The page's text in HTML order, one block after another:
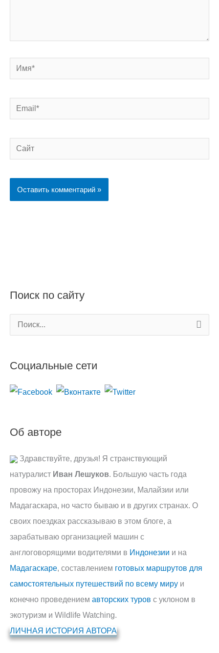
Имя*
Email*
Сайт
Поиск по сайту
о
с
к
Социальные сети
Об авторе
Здравствуйте, друзья! Я странствующий
натуралист Иван Лешуков. Большую часть года
провожу на просторах Индонезии, Малайзии или
Мадагаскара, но часто бываю и в других странах. О
своих поездках рассказываю в этом блоге, а
зарабатываю организацией машин с
англоговорящими водителями в Индонезии и на
Мадагаскаре, составлением готовых маршрутов для
самостоятельных путешествий по всему миру и
конечно проведением авторских туров с уклоном в
экотуризм и Wildlife Watching.
ЛИЧНАЯ ИСТОРИЯ АВТОРА